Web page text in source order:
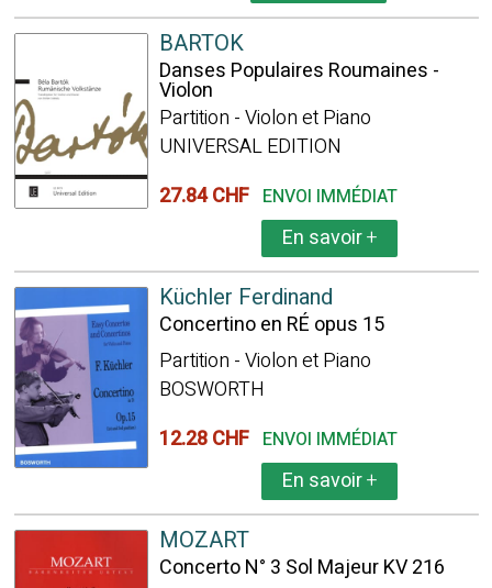
BARTOK
Danses Populaires Roumaines -
Violon
Partition - Violon et Piano
UNIVERSAL EDITION
27.84 CHF ENVOI IMMÉDIAT
En savoir+
Küchler Ferdinand
Concertino en RÉ opus 15
Partition - Violon et Piano
BOSWORTH
12.28 CHF ENVOI IMMÉDIAT
En savoir+
MOZART
Concerto N° 3 Sol Majeur KV 216